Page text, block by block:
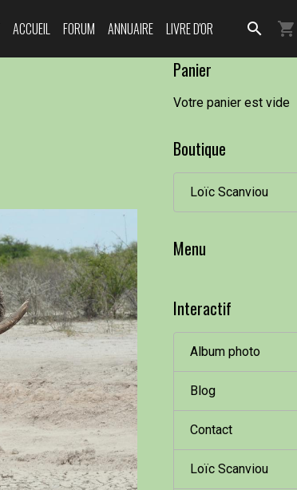
ACCUEIL FORUM ANNUAIRE LIVRE D'OR
Panier
Votre panier est vide
Boutique
Loïc Scanviou
Menu
Interactif
Album photo
Blog
Contact
Loïc Scanviou